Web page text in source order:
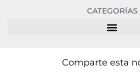
CATEGORÍAS
Comparte esta